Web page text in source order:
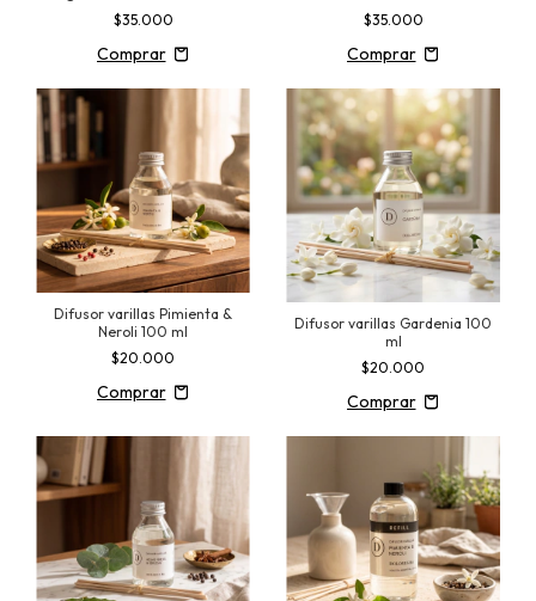
ml
$35.000
$35.000
Difusor varillas Pimienta &
Neroli 100 ml
$20.000
Difusor varillas Gardenia 100
ml
$20.000